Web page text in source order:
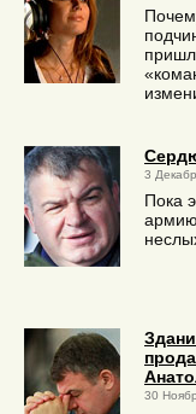
3
Пока
30